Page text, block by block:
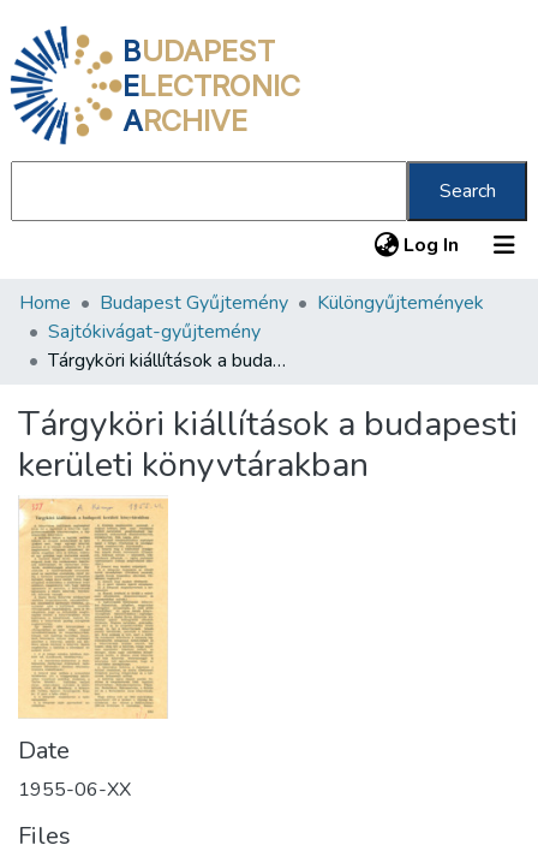
BUDAPEST
ELECTRONIC
ARCHIVE
Search
Log In (current)
Communities & Collections
All of DSpace
About us
Home Budapest Gyűjtemény
Különgyűjtemények
Sajtókivágat-gyűjtemény
Tárgyköri kiállítások a budapesti kerületi könyvtárakban
Tárgyköri kiállítások a budapesti
kerületi könyvtárakban
Date
1955-06-XX
Files